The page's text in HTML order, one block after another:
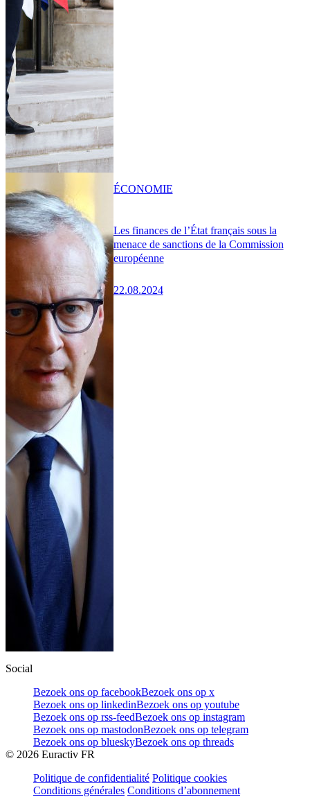
Les finances de l’État français sous la
menace de sanctions de la Commission
européenne
22.08.2024
ÉCONOMIE
Social
Bezoek ons op facebookBezoek ons op x
Bezoek ons op linkedinBezoek ons op youtube
Bezoek ons op rss-feedBezoek ons op instagram
Bezoek ons op mastodonBezoek ons op telegram
Bezoek ons op blueskyBezoek ons op threads
© 2026 Euractiv FR
Politique de confidentialité Politique cookies
Conditions générales Conditions d’abonnement